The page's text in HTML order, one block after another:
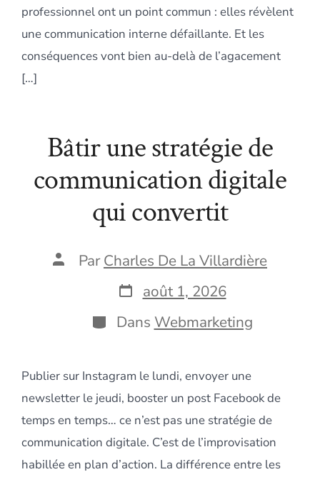
professionnel ont un point commun : elles révèlent
une communication interne défaillante. Et les
conséquences vont bien au-delà de l’agacement
[…]
Bâtir une stratégie de
communication digitale
qui convertit
Auteur
publication
ParCharles De La Villardière
Date
de
publication
août 1, 2026
Catégories
Dans Webmarketing
Publier sur Instagram le lundi, envoyer une
newsletter le jeudi, booster un post Facebook de
temps en temps… ce n’est pas une stratégie de
communication digitale. C’est de l’improvisation
habillée en plan d’action. La différence entre les